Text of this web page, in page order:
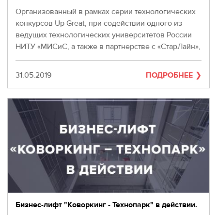
18:00
Пн-
9:00
-
17:00
Организованный в рамках серии технологических
конкурсов Up Great, при содействии одного из
ведущих технологических университетов России
НИТУ «МИСиС, а также в партнерстве с «СтарЛайн»,
ICE Vision даст возможность молодым талантливым
Дата
31.05.2019 ПОДРОБНЕЕ
Бизнес-лифт "Коворкинг - Технопарк" в действии.